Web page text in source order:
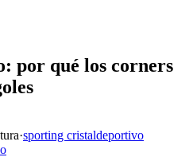
por qué los corners
·sporting cristaldeportivo